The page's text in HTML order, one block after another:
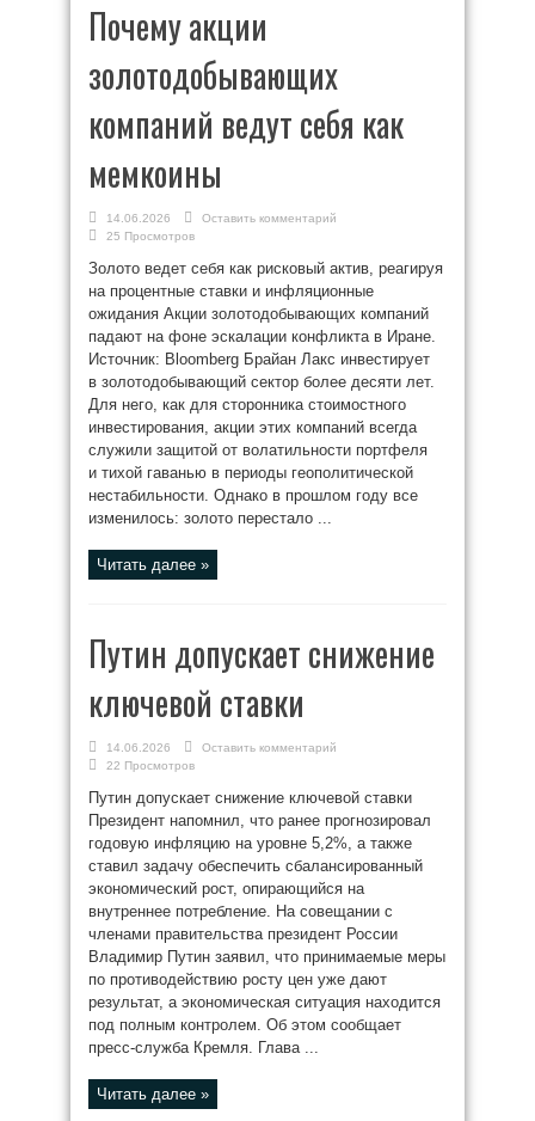
Почему акции
золотодобывающих
компаний ведут себя как
мемкоины
14.06.2026
Оставить комментарий
25 Просмотров
Золото ведет себя как рисковый актив, реагируя
на процентные ставки и инфляционные
ожидания Акции золотодобывающих компаний
падают на фоне эскалации конфликта в Иране.
Источник: Bloomberg Брайан Лакс инвестирует
в золотодобывающий сектор более десяти лет.
Для него, как для сторонника стоимостного
инвестирования, акции этих компаний всегда
служили защитой от волатильности портфеля
и тихой гаванью в периоды геополитической
нестабильности. Однако в прошлом году все
изменилось: золото перестало ...
Читать далее »
Путин допускает снижение
ключевой ставки
14.06.2026
Оставить комментарий
22 Просмотров
Путин допускает снижение ключевой ставки
Президент напомнил, что ранее прогнозировал
годовую инфляцию на уровне 5,2%, а также
ставил задачу обеспечить сбалансированный
экономический рост, опирающийся на
внутреннее потребление. На совещании с
членами правительства президент России
Владимир Путин заявил, что принимаемые меры
по противодействию росту цен уже дают
результат, а экономическая ситуация находится
под полным контролем. Об этом сообщает
пресс-служба Кремля. Глава ...
Читать далее »